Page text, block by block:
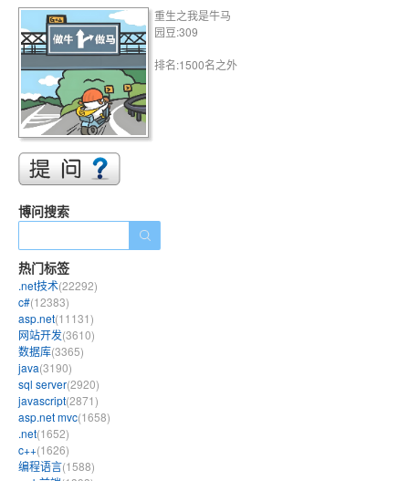
重生之我是牛马
园豆:309
排名:1500名之外
博问搜索
热门标签
.net技术(22292)
c#(12383)
asp.net(11131)
网站开发(3610)
数据库(3365)
java(3190)
sql server(2920)
javascript(2871)
asp.net mvc(1658)
.net(1652)
c++(1626)
编程语言(1588)